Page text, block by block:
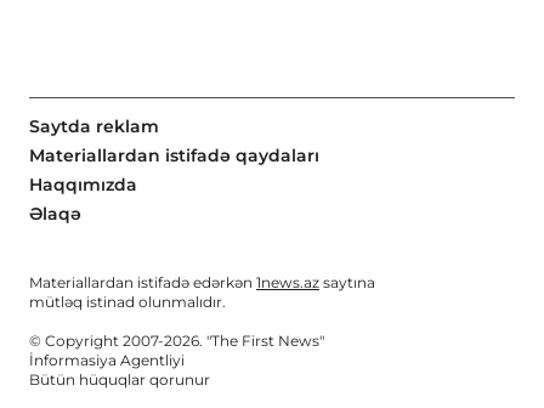
Saytda reklam
Materiallardan istifadə qaydaları
Haqqımızda
Əlaqə
Materiallardan istifadə edərkən 1news.az saytına
mütləq istinad olunmalıdır.
© Copyright 2007-2026. "The First News"
İnformasiya Agentliyi
Bütün hüquqlar qorunur